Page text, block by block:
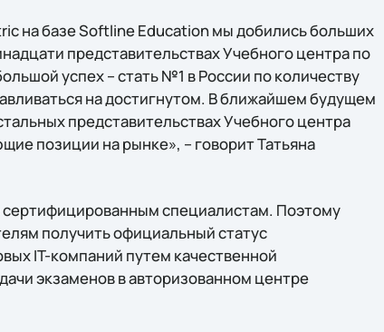
на базе Softline Education мы добились больших
представительствах Учебного центра по
успех – стать №1 в России по количеству
на достигнутом. В ближайшем будущем
представительствах Учебного центра
позиции на рынке», – говорит Татьяна
специалистам. Поэтому
получить официальный статус
IT-компаний путем качественной
экзаменов в авторизованном центре